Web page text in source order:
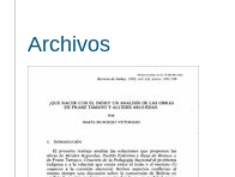
Archivos